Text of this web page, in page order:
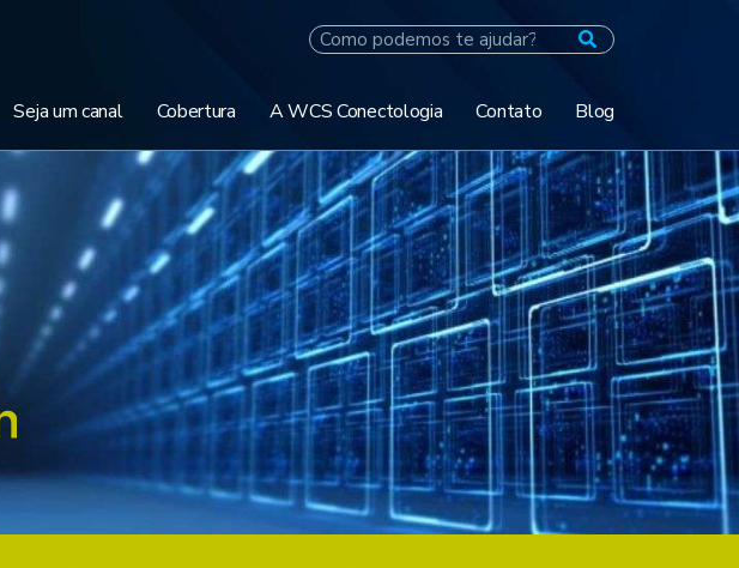
Seja um canal Cobertura A WCS Conectologia Contato Blog